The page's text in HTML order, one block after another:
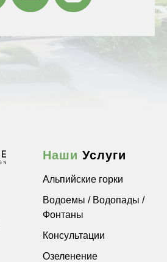
Наши Услуги
Альпийские горки
Водоемы / Водопады /
Фонтаны
Консультации
Озеленение